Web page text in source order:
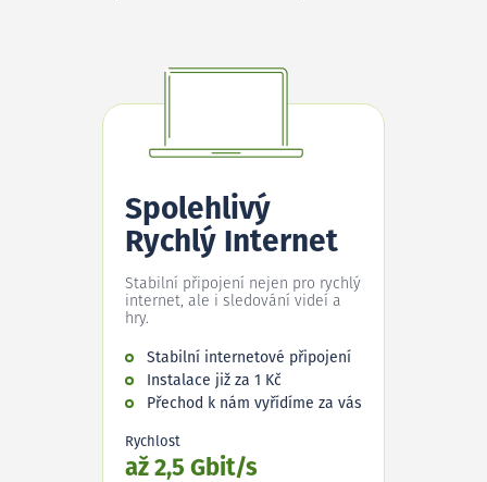
Spolehlivý
Rychlý Internet
Stabilní připojení nejen pro rychlý
internet, ale i sledování videí a
hry.
Stabilní internetové připojení
Instalace již za 1 Kč
Přechod k nám vyřídíme za vás
Rychlost
až 2,5 Gbit/s